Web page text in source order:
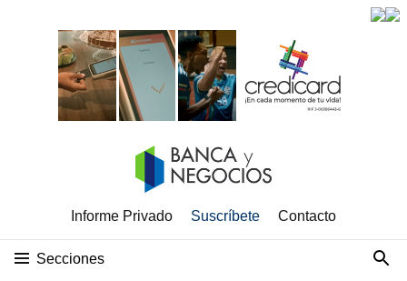
Informe Privado Suscríbete Contacto
Secciones